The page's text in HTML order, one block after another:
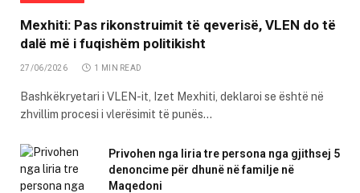
Mexhiti: Pas rikonstruimit të qeverisë, VLEN do të
dalë më i fuqishëm politikisht
27/06/2026 1 MIN READ
Bashkëkryetari i VLEN-it, Izet Mexhiti, deklaroi se është në
zhvillim procesi i vlerësimit të punës…
Privohen nga liria tre persona nga gjithsej 5
denoncime për dhunë në familje në
Maqedoni